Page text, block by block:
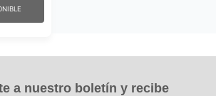
a nuestro boletín y recibe